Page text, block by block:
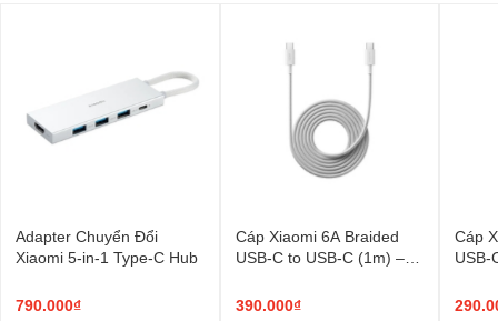
Adapter Chuyển Đổi
Xiaomi 5-in-1 Type-C Hub
790.000₫
Cáp Xiaomi 6A Braided
USB-C to USB-C (1m) –
390.000₫
Cáp
USB-